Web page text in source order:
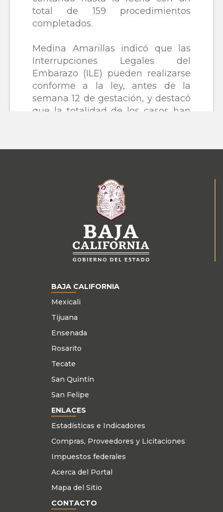
BAJA CALIFORNIA
Mexicali
Tijuana
Ensenada
Rosarito
Tecate
San Quintín
San Felipe
ENLACES
Estadísticas e Indicadores
Compras, Proveedores y Licitaciones
Impuestos federales
Acerca del Portal
Mapa del Sitio
CONTACTO